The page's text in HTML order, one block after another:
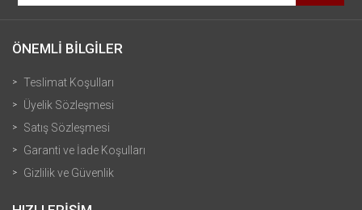
ÖNEMLİ BİLGİLER
Teslimat Koşulları
Üyelik Sözleşmesi
Satış Sözleşmesi
Garanti ve İade Koşulları
Gizlilik ve Güvenlik